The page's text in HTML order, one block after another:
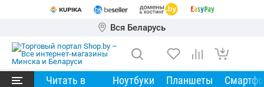
Вся Беларусь
Читать в Ноутбуки Планшеты